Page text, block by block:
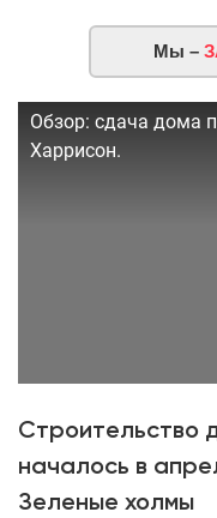
Мы –
Обзор: сдача дома
Харрисон.
Строительство
началось в
Зеленые холмы